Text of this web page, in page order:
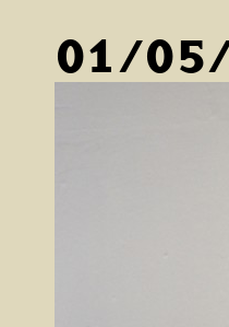
01/